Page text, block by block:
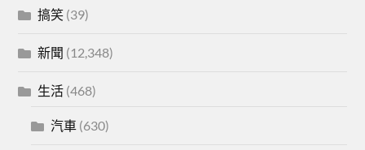
搞笑 (39)
新聞 (12,348)
生活 (468)
汽車 (630)